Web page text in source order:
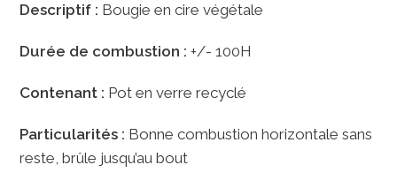
Descriptif : Bougie en cire végétale
Durée de combustion :+/- 100H
Contenant : Pot en verre recyclé
Particularités : Bonne combustion horizontale sans
reste, brûle jusqu’au bout